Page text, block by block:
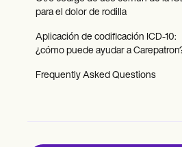
Help Center
Training Hub
Webinars
Switch to Carepatron
Become a Partner
para el dolor de rodilla
Aplicación de codificación ICD-10:
¿cómo puede ayudar a
Frequently Asked Questions